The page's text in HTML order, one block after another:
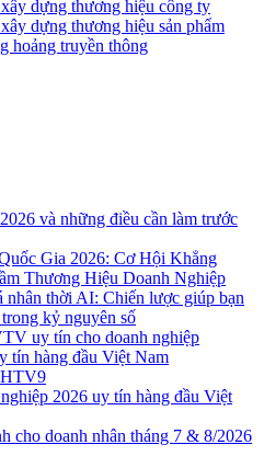
dựng thương hiệu công ty
dựng thương hiệu sản phẩm
hoảng truyền thông
và những điều cần làm trước
Gia 2026: Cơ Hội Khẳng
Thương Hiệu Doanh Nghiệp
nhân thời AI: Chiến lược giúp bạn
kỷ nguyên số
uy tín cho doanh nghiệp
tín hàng đầu Việt Nam
2026 uy tín hàng đầu Việt
cho doanh nhân tháng 7 & 8/2026